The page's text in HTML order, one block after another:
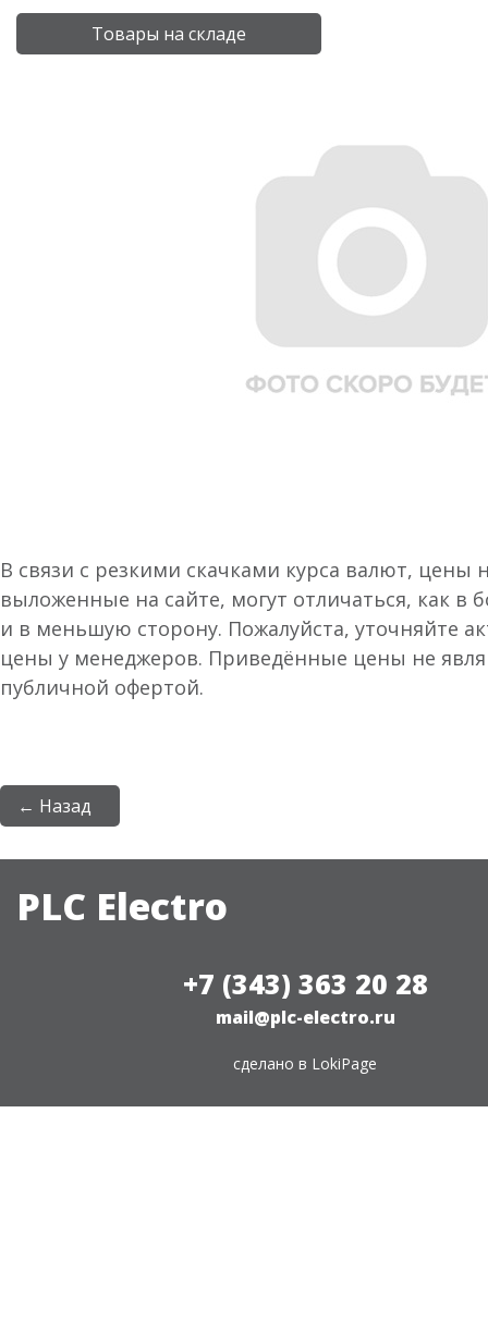
Товары на складе
В связи с резкими скачками курса валют, цены
выложенные на сайте, могут отличаться, как в
и в меньшую сторону. Пожалуйста, уточняйте
цены у менеджеров. Приведённые цены не
публичной офертой.
← Назад
PLC Electro
+7 (343) 363 20 28
mail@plc-electro.ru
сделано в LokiPage